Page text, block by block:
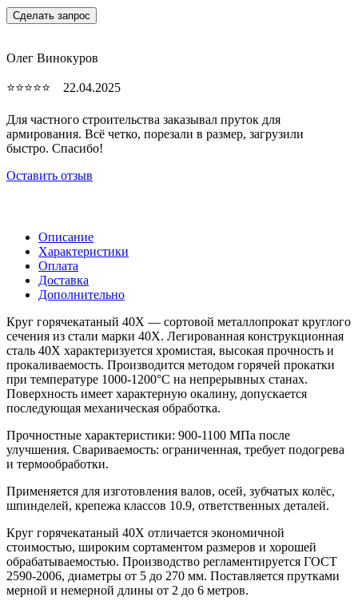
Сделать запрос
Олег Винокуров
⭐⭐⭐⭐⭐ 22.04.2025
Для частного строительства заказывал пруток для
армирования. Всё четко, порезали в размер, загрузили
быстро. Спасибо!
Оставить отзыв
Описание
Характеристики
Оплата
Доставка
Дополнительно
Круг горячекатаный 40Х — сортовой металлопрокат круглого
сечения из стали марки 40Х. Легированная конструкционная
сталь 40Х характеризуется хромистая, высокая прочность и
прокаливаемость. Производится методом горячей прокатки
при температуре 1000-1200°C на непрерывных станах.
Поверхность имеет характерную окалину, допускается
последующая механическая обработка.
Прочностные характеристики: 900-1100 МПа после
улучшения. Свариваемость: ограниченная, требует подогрева
и термообработки.
Применяется для изготовления валов, осей, зубчатых колёс,
шпинделей, крепежа классов 10.9, ответственных деталей.
Круг горячекатаный 40Х отличается экономичной
стоимостью, широким сортаментом размеров и хорошей
обрабатываемостью. Производство регламентируется ГОСТ
2590-2006, диаметры от 5 до 270 мм. Поставляется прутками
мерной и немерной длины от 2 до 6 метров.